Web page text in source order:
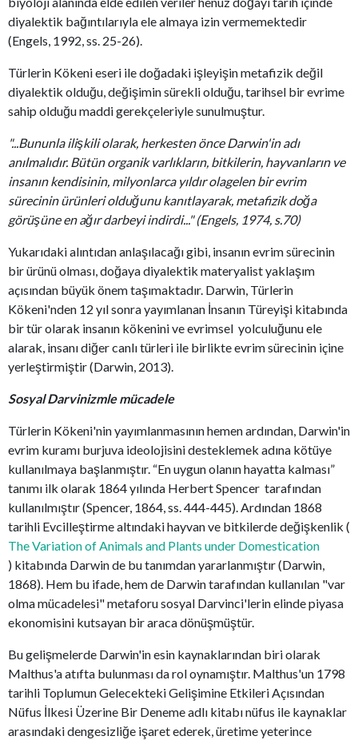
diyalektik bağıntılarıyla ele almaya izin vermemektedir
(Engels, 1992, ss. 25-26).
Türlerin Kökeni eseri ile doğadaki işleyişin metafizik değil
diyalektik olduğu, değişimin sürekli olduğu, tarihsel bir evrime
sahip olduğu maddi gerekçeleriyle sunulmuştur.
"...Bununla ilişkili olarak, herkesten önce Darwin'in adı
anılmalıdır. Bütün organik varlıkların, bitkilerin, hayvanların ve
insanın kendisinin, milyonlarca yıldır olagelen bir evrim
sürecinin ürünleri olduğunu kanıtlayarak, metafizik doğa
görüşüne en ağır darbeyi indirdi..." (Engels, 1974, s.70)
Yukarıdaki alıntıdan anlaşılacağı gibi, insanın evrim sürecinin
bir ürünü olması, doğaya diyalektik materyalist yaklaşım
açısından büyük önem taşımaktadır. Darwin, Türlerin
Kökeni'nden 12 yıl sonra yayımlanan İnsanın Türeyişi kitabında
bir tür olarak insanın kökenini ve evrimsel yolculuğunu ele
alarak, insanı diğer canlı türleri ile birlikte evrim sürecinin içine
yerleştirmiştir (Darwin, 2013).
Sosyal Darvinizmle mücadele
Türlerin Kökeni'nin yayımlanmasının hemen ardından, Darwin'in
evrim kuramı burjuva ideolojisini desteklemek adına kötüye
kullanılmaya başlanmıştır. “En uygun olanın hayatta kalması”
tanımı ilk olarak 1864 yılında Herbert Spencer tarafından
kullanılmıştır (Spencer, 1864, ss. 444-445). Ardından 1868
tarihli Evcilleştirme altındaki hayvan ve bitkilerde değişkenlik (
The Variation of Animals and Plants under Domestication
) kitabında Darwin de bu tanımdan yararlanmıştır (Darwin,
1868). Hem bu ifade, hem de Darwin tarafından kullanılan "var
olma mücadelesi" metaforu sosyal Darvinci'lerin elinde piyasa
ekonomisini kutsayan bir araca dönüşmüştür.
Bu gelişmelerde Darwin'in esin kaynaklarından biri olarak
Malthus'a atıfta bulunması da rol oynamıştır. Malthus'un 1798
tarihli Toplumun Gelecekteki Gelişimine Etkileri Açısından
Nüfus İlkesi Üzerine Bir Deneme adlı kitabı nüfus ile kaynaklar
arasındaki dengesizliğe işaret ederek, üretime yeterince